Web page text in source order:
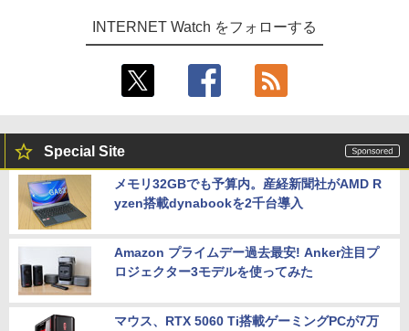
INTERNET Watch をフォローする
Special Site
メモリ32GBでも予算内。産経新聞社がAMD R
yzen搭載dynabookを2千台導入
Amazon プライムデー過去最安! Anker注目プ
ロジェクター3モデルを使ってみた
マウス、RTX 5060 Ti搭載ゲーミングPCが7万